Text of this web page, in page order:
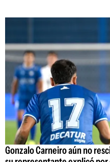
Gonzalo Carneiro aún no